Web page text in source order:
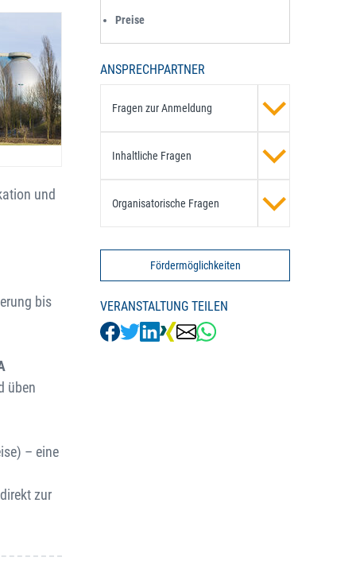
und
bis
üben
– eine
zur
Preise
ANSPRECHPARTNER
Fragen zur Anmeldung
Inhaltliche Fragen
Organisatorische Fragen
Fördermöglichkeiten
VERANSTALTUNG TEILEN